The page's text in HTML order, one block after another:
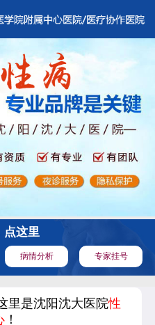
点这里
病情分析 专家挂号
里是沈阳沈大医院性
！